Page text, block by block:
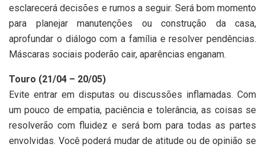
esclarecerá decisões e rumos a seguir. Será bom momento
para planejar manutenções ou construção da casa,
aprofundar o diálogo com a família e resolver pendências.
Máscaras sociais poderão cair, aparências enganam.
Touro (21/04 – 20/05)
Evite entrar em disputas ou discussões inflamadas. Com
um pouco de empatia, paciência e tolerância, as coisas se
resolverão com fluidez e será bom para todas as partes
envolvidas. Você poderá mudar de atitude ou de opinião se